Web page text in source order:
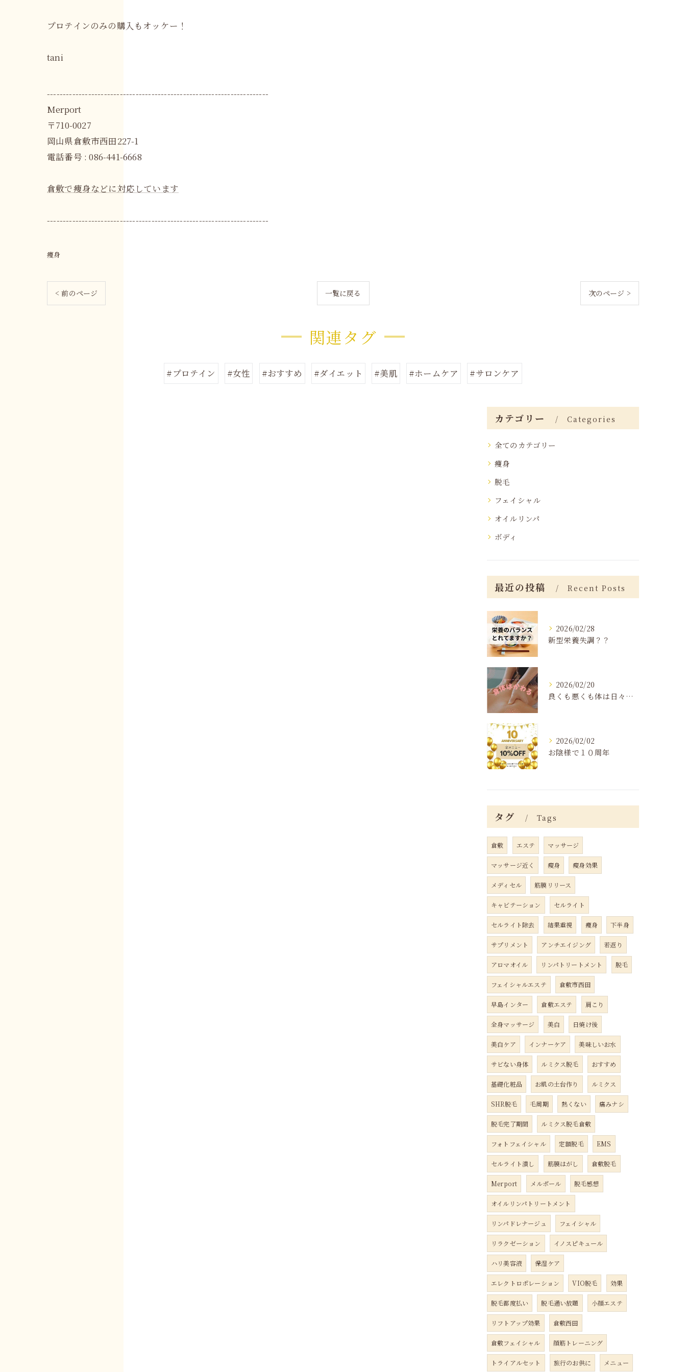
プロテインのみの購入もオッケー！
tani
----------------------------------------------------------------------
Merport
〒710-0027
岡山県倉敷市西田227-1
電話番号 : 086-441-6668
倉敷で痩身などに対応しています
----------------------------------------------------------------------
痩身
< 前のページ 一覧に戻る 次のページ >
関連タグ
#プロテイン #女性 #おすすめ #ダイエット #美肌 #ホームケア #サロンケア
カテゴリー Categories
全てのカテゴリー
痩身
脱毛
フェイシャル
オイルリンパ
ボディ
最近の投稿 Recent Posts
2026/02/28
新型栄養失調？？
2026/02/20
良くも悪くも体は日々変化する
2026/02/02
お陰様で１０周年
タグ Tags
倉敷 エステ マッサージ
マッサージ近く 瘦身 瘦身効果
メディセル 筋膜リリース
キャビテーション セルライト
セルライト除去 結果重視 痩身 下半身
サプリメント アンチエイジング 若返り
アロマオイル リンパトリートメント 脱毛
フェイシャルエステ 倉敷市西田
早島インター 倉敷エステ 肩こり
全身マッサージ 美白 日焼け後
美白ケア インナーケア 美味しいお水
サビない身体 ルミクス脱毛 おすすめ
基礎化粧品 お肌の土台作り ルミクス
SHR脱毛 毛周期 熱くない 痛みナシ
脱毛完了期間 ルミクス脱毛倉敷
フォトフェイシャル 定額脱毛 EMS
セルライト潰し 筋膜はがし 倉敷脱毛
Merport メルポール 脱毛感想
オイルリンパトリートメント
リンパドレナージュ フェイシャル
リラクゼーション イノスピキュール
ハリ美容液 保湿ケア
エレクトロポレーション VIO脱毛 効果
脱毛都度払い 脱毛通い放題 小顔エステ
リフトアップ効果 倉敷西田
倉敷フェイシャル 顔筋トレーニング
トライアルセット 旅行のお供に メニュー